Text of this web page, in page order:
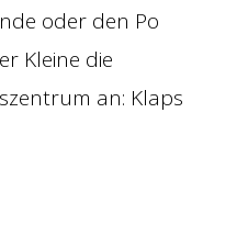
oder den Po
Kleine die
an: Klaps